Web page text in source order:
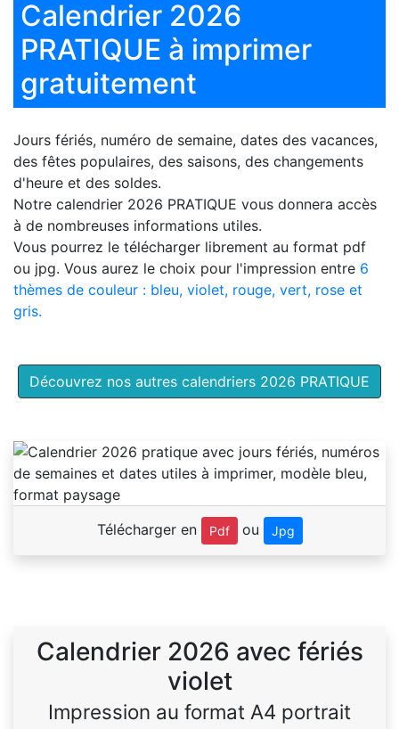
Calendrier 2026
PRATIQUE à imprimer
gratuitement
Jours fériés, numéro de semaine, dates des vacances,
des fêtes populaires, des saisons, des changements
d'heure et des soldes.
Notre calendrier 2026 PRATIQUE vous donnera accès
à de nombreuses informations utiles.
Vous pourrez le télécharger librement au format pdf
ou jpg. Vous aurez le choix pour l'impression entre 6
thèmes de couleur : bleu, violet, rouge, vert, rose et
gris.
Découvrez nos autres calendriers 2026 PRATIQUE
Télécharger en Pdf ou Jpg
Calendrier 2026 avec fériés
violet
Impression au format A4 portrait